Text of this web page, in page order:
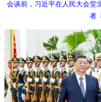
会谈前，习近平在人民大会堂
者